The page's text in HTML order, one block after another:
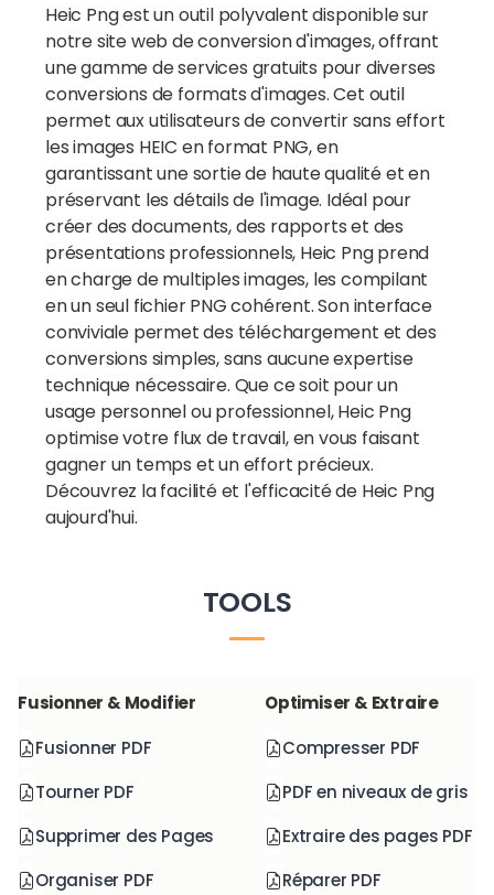
Heic Png est un outil polyvalent disponible sur
notre site web de conversion d'images, offrant
une gamme de services gratuits pour diverses
conversions de formats d'images. Cet outil
permet aux utilisateurs de convertir sans effort
les images HEIC en format PNG, en
garantissant une sortie de haute qualité et en
préservant les détails de l'image. Idéal pour
créer des documents, des rapports et des
présentations professionnels, Heic Png prend
en charge de multiples images, les compilant
en un seul fichier PNG cohérent. Son interface
conviviale permet des téléchargement et des
conversions simples, sans aucune expertise
technique nécessaire. Que ce soit pour un
usage personnel ou professionnel, Heic Png
optimise votre flux de travail, en vous faisant
gagner un temps et un effort précieux.
Découvrez la facilité et l'efficacité de Heic Png
aujourd'hui.
TOOLS
Fusionner & Modifier
Fusionner PDF
Tourner PDF
Supprimer des Pages
Organiser PDF
Optimiser & Extraire
Compresser PDF
PDF en niveaux de gris
Extraire des pages PDF
Réparer PDF